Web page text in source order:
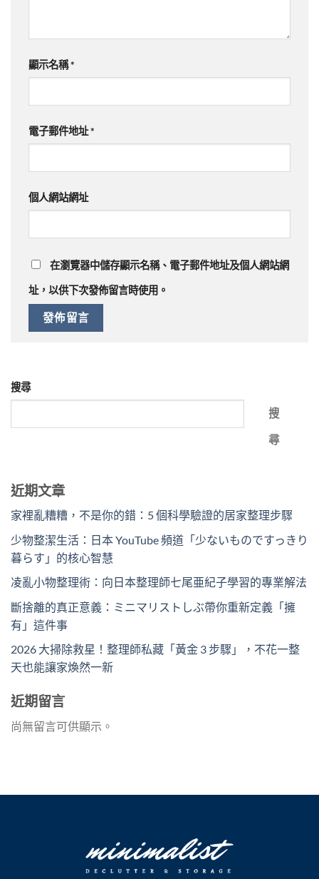
顯示名稱*
電子郵件地址*
個人網站網址
在瀏覽器中儲存顯示名稱、電子郵件地址及個人網站網
址，以供下次發佈留言時使用。
搜尋
搜
尋
近期文章
家裡亂糟糟，不是你的錯：5 個科學驗證的居家整理步驟
少物整潔生活：日本 YouTube 頻道「少ないものですっきり
暮らす」的核心智慧
凌亂小物整理術：向日本整理師七尾亜紀子學習的專業解法
斷捨離的真正意義：ミニマリストしぶ帶你重新定義「擁
有」這件事
2026 大掃除救星！整理師私藏「黃金 3 步驟」，不花一整
天也能讓家煥然一新
近期留言
尚無留言可供顯示。